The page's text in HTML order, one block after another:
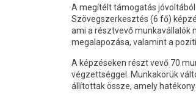
A megítélt támogatás
Szövegszerkesztés (6 fő)
ami a résztvevő munkavállalók
megalapozása, valamint a
A képzéseken részt vevő 70
végzettséggel. Munkakörük
állítottak össze, amely